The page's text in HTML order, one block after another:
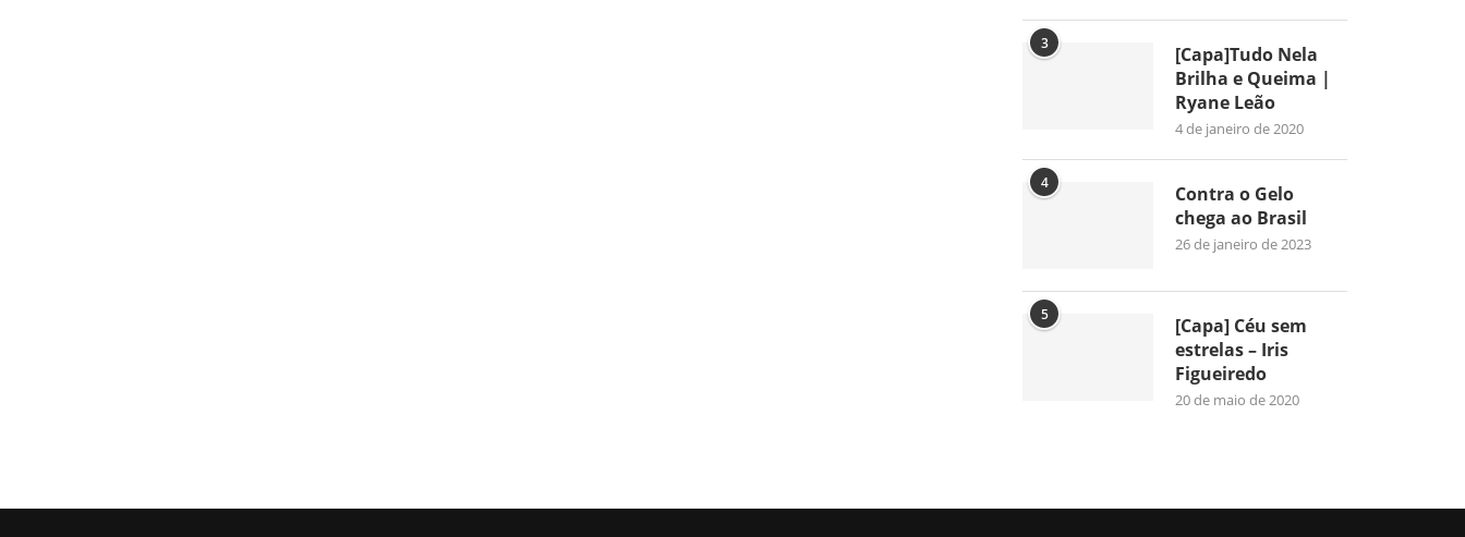
3
[Capa]Tudo Nela
Brilha e Queima |
Ryane Leão
4 de janeiro de 2020
4
Contra o Gelo
chega ao Brasil
26 de janeiro de 2023
5
[Capa] Céu sem
estrelas – Iris
Figueiredo
20 de maio de 2020